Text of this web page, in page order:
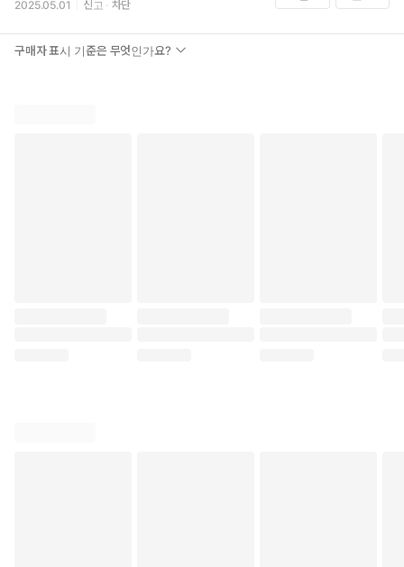
2025.05.01 신고 차단
구매자 표시 기준은 무엇인가요?